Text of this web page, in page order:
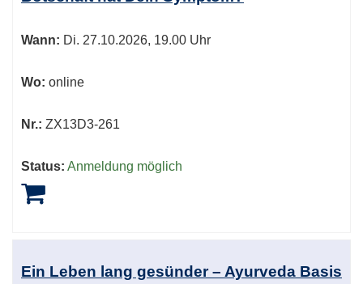
Wann: Di. 27.10.2026, 19.00 Uhr
Wo: online
Nr.: ZX13D3-261
Status: Anmeldung möglich
Ein Leben lang gesünder – Ayurveda Basis